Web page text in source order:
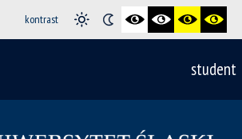
kontrast
student